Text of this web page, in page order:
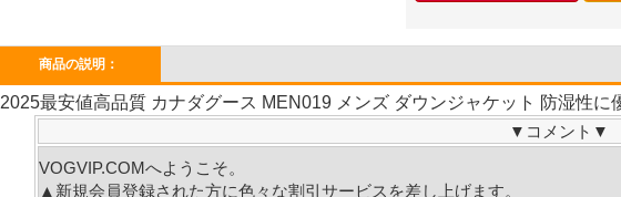
商品の説明：
2025最安値高品質 カナダグース MEN019 メンズ ダウンジャケット 防湿性
▼ コメント ▼
VOGVIP.COMへようこそ。
▲新規会員登録された方に色々な割引サービスを差し上げます。